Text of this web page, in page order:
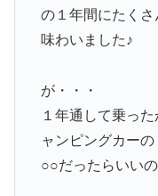
の１年間にたくさ
味わいました♪
が・・・
１年通して乗っ
ャンピングカーの
○○だったらいい